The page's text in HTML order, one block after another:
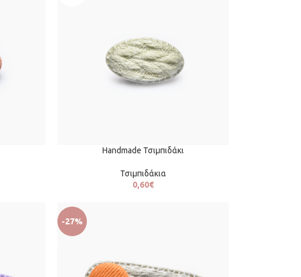
Handmade Τσιμπιδάκι
Τσιμπιδάκια
0,60€
-27%